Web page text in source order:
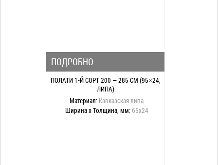
ПОДРОБНО
ПОЛАТИ 1-Й СОРТ 200 — 285 СМ (95×24,
ЛИПА)
Материал: Кавказская липа
Ширина x Толщина, мм:65x24